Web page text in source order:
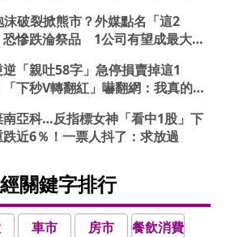
破裂掀熊市？外媒點名「這2
恐慘跌淪祭品 1公司有望成最大
逆「親吐58字」急停損賣掉這1
下秒V轉翻紅」嚇翻網：我真的
南亞科…反指標女神「看中1股」下
近6％！一票人抖了：求放過
關鍵字排行
車市 房市
餐飲消費